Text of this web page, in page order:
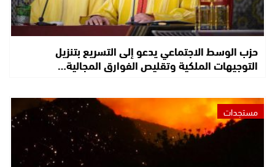
حزب الوسط الاجتماعي يدعو إلى التسريع بتنزيل
التوجيهات الملكية وتقليص الفوارق المجالية…
مستجدات